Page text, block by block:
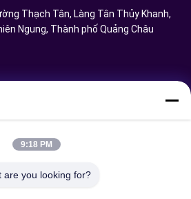
Thạch Tân, Làng Tân Thủy Khanh,
Ngung, Thành phố Quảng Châu
9:18 PM
are you looking for?